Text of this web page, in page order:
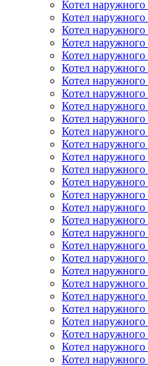
Котел
Котел
Котел
Котел
Котел
Котел
Котел
Котел
Котел
Котел
Котел
Котел
Котел
Котел
Котел
Котел
Котел
Котел
Котел
Котел
Котел
Котел
Котел
Котел
Котел
Котел
Котел
Котел
Котел